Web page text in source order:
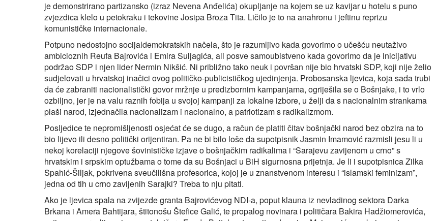
je demonstrirano partizansko (izraz Nevena Anđelića) okupljanje na kojem se uz kavijar u hotelu s puno
zvjezdica klelo u petokraku i tekovine Josipa Broza Tita. Ličilo je to na anahronu i jeftinu reprizu
komunističke internacionale.
Potpuno nedostojno socijaldemokratskih načela, što je razumljivo kada govorimo o učešću neutaživo
ambicioznih Reufa Bajrovića i Emira Suljagića, ali posve samoubistveno kada govorimo da je inicijativu
podržao SDP i njen lider Nermin Nikšić. Ni približno tako neuk i površan nije bio hrvatski SDP, koji nije želio
sudjelovati u hrvatskoj inačici ovog političko-publicističkog ujedinjenja. Probosanska ljevica, koja sada trubi
da će zabraniti nacionalistički govor mržnje u predizbornim kampanjama, ogriješila se o Bošnjake, i to vrlo
ozbiljno, jer je na valu raznih fobija u svojoj kampanji za lokalne izbore, u želji da s nacionalnim strankama
plaši narod, izjednačila nacionalizam i nacionalno, a patriotizam s radikalizmom.
Posljedice te nepromišljenosti osjećat će se dugo, a račun će platiti čitav bošnjački narod bez obzira na to
bio lijevo ili desno politički orijentiran. Pa ne bi bilo loše da supotpisnik Jasmin Imamović razmisli jesu li u
nekoj korelaciji njegove šovinističke izjave o bošnjačkim radikalima i “Sarajevu zavijenom u crno” s
hrvatskim i srpskim optužbama o tome da su Bošnjaci u BiH sigurnosna prijetnja. Je li i supotpisnica Zilka
Spahić-Šiljak, pokrivena sveučilišna profesorica, kojoj je u znanstvenom interesu i “islamski feminizam”,
jedna od tih u crno zavijenih Sarajki? Treba to nju pitati.
Ako je ljevica spala na zvijezde granta Bajrovićevog NDI-a, poput klauna iz nevladinog sektora Darka
Brkana i Amera Bahtijara, štitonošu Štefice Galić, te propalog novinara i političara Bakira Hadžiomerovića,